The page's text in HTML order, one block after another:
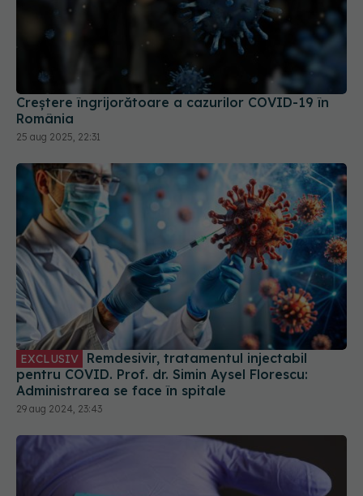
Creștere îngrijorătoare a cazurilor COVID-19 în
25 aug 2025, 22:31
EXCLUSIV
Remdesivir, tratamentul injectabil
pentru COVID. Prof. dr. Simin Aysel Florescu:
Administrarea se face în spitale
29 aug 2024, 23:43